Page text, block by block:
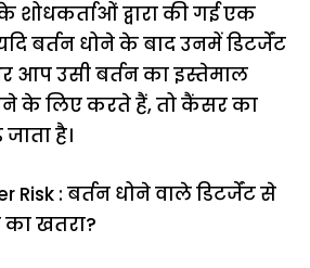
शोधकर्ताओं द्वारा की गई एक
बर्तन धोने के बाद उनमें डिटर्जेंट
आप उसी बर्तन का इस्तेमाल
के लिए करते हैं, तो कैंसर का
है।
Risk : बर्तन धोने वाले डिटर्जेंट से
खतरा?